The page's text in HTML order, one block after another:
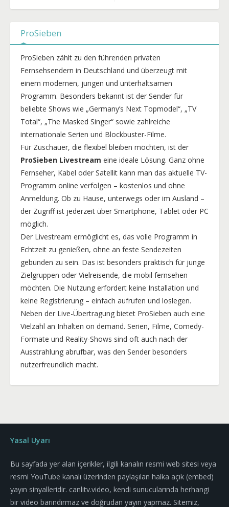
ProSieben
ProSieben zählt zu den führenden privaten
Fernsehsendern in Deutschland und überzeugt mit
einem modernen, jungen und unterhaltsamen
Programm. Besonders bekannt ist der Sender für
beliebte Shows wie „Germany’s Next Topmodel“, „TV
Total“, „The Masked Singer“ sowie zahlreiche
internationale Serien und Blockbuster-Filme.
Für Zuschauer, die flexibel bleiben möchten, ist der
ProSieben Livestream eine ideale Lösung. Ganz ohne
Fernseher, Kabel oder Satellit kann man das aktuelle TV-
Programm online verfolgen – kostenlos und ohne
Anmeldung. Ob zu Hause, unterwegs oder im Ausland –
der Zugriff ist jederzeit über Smartphone, Tablet oder PC
möglich.
Der Livestream ermöglicht es, das volle Programm in
Echtzeit zu genießen, ohne an feste Sendezeiten
gebunden zu sein. Das ist besonders praktisch für junge
Zielgruppen oder Vielreisende, die mobil fernsehen
möchten. Die Nutzung erfordert keine Installation und
keine Registrierung – einfach aufrufen und loslegen.
Neben der Live-Übertragung bietet ProSieben auch eine
Vielzahl an Inhalten on demand. Serien, Filme, Comedy-
Formate und Reality-Shows sind oft auch nach der
Ausstrahlung abrufbar, was den Sender besonders
nutzerfreundlich macht.
Yasal Uyarı
Bu sayfada yer alan içerikler, ilgili kanalın resmi web sitesi veya
resmi YouTube kanalı üzerinden paylaşılan halka açık (embed)
yayın sinyalleridir. canlitv.video, kendi sunucularında herhangi
bir video barındırmaz ve doğrudan yayın yapmaz. Sitemiz,